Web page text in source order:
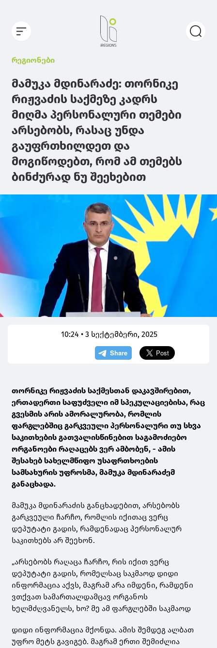
რეგიონები
მამუკა მდინარაძე: თორნიკე
რიჟვაძის საქმეზე კადრს
მიღმა პერსონალური თემები
არსებობს, რასაც უნდა
გაუფრთხილდეთ და
მოგიწოდებთ, რომ ამ თემებს
ბინძურად ნუ შეეხებით
10:24 • 3 სექტემბერი, 2025
თორნიკე რიჟვაძის საქმესთან დაკავშირებით,
ერთადერთი საფუძველი იმ სპეკულაციებისა, რაც
გვესმის არის ამორალურობა, რომლის
ფარგლებშიც გარკვეული პერსონალური თუ სხვა
საკითხების გათვალისწინებით საგამოძიებო
ორგანოები რაღაცებს ვერ ამბობენ, - ამის
შესახებ სახელმწიფო უსაფრთხოების
სამსახურის უფროსმა, მამუკა მდინარაძემ
განაცხადა.
მამუკა მდინარაძის განცხადებით, არსებობს
გარკვეული ჩარჩო, რომლის იქითაც ვერც
დეპუტატი გადის, რამდენადაც პერსონალურ
საკითხებს არ შეეხონ.
„არსებობს რაღაცა ჩარჩო, რის იქით ვერც
დეპუტატი გადის, რომელსაც საკმაოდ დიდი
ინფორმაცია აქვს, მაგრამ არა იმდენი, რამდენი
ვთქვათ სამართალდამცავ ორგანოს
ხელმძღვანელს, ხო? მე ამ ფარგლებში საკმაოდ
დიდი ინფორმაცია მქონდა. ამის შემდეგ ალბათ
უფრო მეტს გავიგებ. მაგრამ ერთი შემიძლია